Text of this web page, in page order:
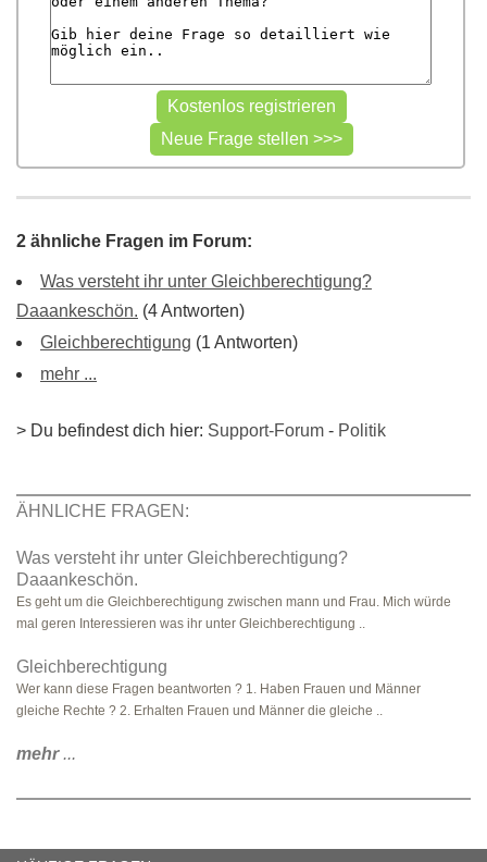
2 ähnliche Fragen im Forum:
Was versteht ihr unter Gleichberechtigung?
Daaankeschön. (4 Antworten)
Gleichberechtigung (1 Antworten)
mehr ...
> Du befindest dich hier: Support-Forum - Politik
ÄHNLICHE FRAGEN:
Was versteht ihr unter Gleichberechtigung?
Daaankeschön.
Es geht um die Gleichberechtigung zwischen mann und Frau. Mich würde
mal geren Interessieren was ihr unter Gleichberechtigung ..
Gleichberechtigung
Wer kann diese Fragen beantworten ? 1. Haben Frauen und Männer
gleiche Rechte ? 2. Erhalten Frauen und Männer die gleiche ..
mehr...